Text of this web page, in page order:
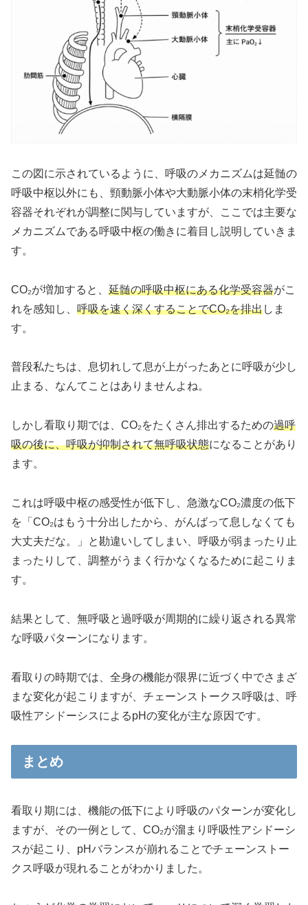
この図に示されているように、呼吸のメカニズムは延髄の
呼吸中枢以外にも、頸動脈小体や大動脈小体の末梢化学受
容器それぞれが調整に関与していますが、ここでは主要な
メカニズムである呼吸中枢の働きに着目し説明していきま
す。
CO₂が増加すると、 延髄の呼吸中枢にある化学受容器がこ
れを感知し、 呼吸を速く深くすることでCO₂を排出しま
す。
普段私たちは、息切れして息が上がったあとに呼吸が少し
止まる、なんてことはありませんよね。
しかし看取り期では、CO₂をたくさん排出するための過呼
吸の後に、呼吸が抑制されて無呼吸状態になることがあり
ます。
これは呼吸中枢の感受性が低下し、急激なCO₂濃度の低下
を「CO₂はもう十分出したから、がんばって息しなくても
大丈夫だな。」と勘違いしてしまい、呼吸が弱まったり止
まったりして、調整がうまく行かなくなるために起こりま
す。
結果として、無呼吸と過呼吸が周期的に繰り返される異常
な呼吸パターンになります。
看取りの時期では、全身の機能が限界に近づく中でさまざ
まな変化が起こりますが、チェーンストークス呼吸は、呼
吸性アシドーシスによるpHの変化が主な原因です。
まとめ
看取り期には、機能の低下により呼吸のパターンが変化し
ますが、その一例として、CO₂が溜まり呼吸性アシドーシ
スが起こり、pHバランスが崩れることでチェーンストー
クス呼吸が現れることがわかりました。